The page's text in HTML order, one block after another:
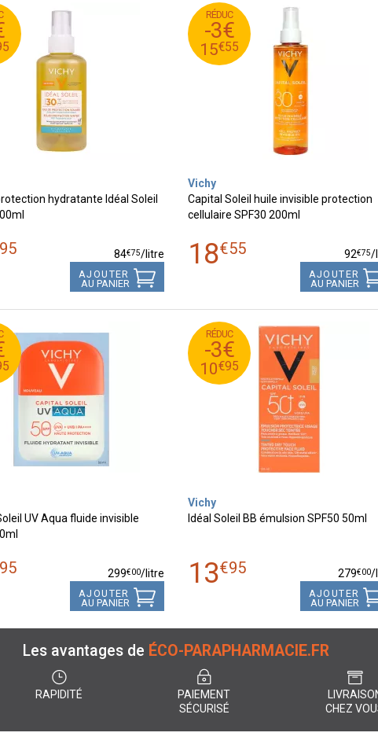
hydratante Idéal Soleil
95 84€75/litre
AJOUTER
AU PANIER
RÉDUC
-3€
15€55
18
€
55
15
€
55
Vichy
Capital Soleil huile invisible protection
cellulaire SPF30 200ml
18€55 92€75/
AJOUTER
AU PANIER
UV Aqua fluide invisible
95 299€00/litre
AJOUTER
AU PANIER
RÉDUC
-3€
10€95
13
€
95
10
€
95
Vichy
Idéal Soleil BB émulsion SPF50 50ml
13€95 279€00/
AJOUTER
AU PANIER
Les avantages de ÉCO-PARAPHARMACIE.FR
RAPIDITÉ
PAIEMENT
SÉCURISÉ
CHEZ